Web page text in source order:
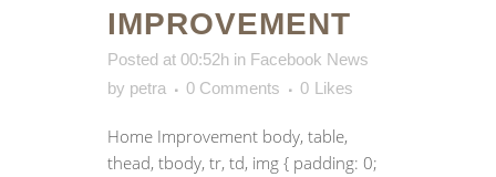
IMPROVEMENT
Posted at 00:52h in Facebook News
by petra 0 Comments 0 Likes
Home Improvement body, table,
thead, tbody, tr, td, img { padding: 0;